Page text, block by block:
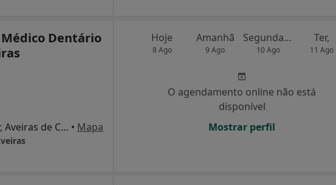
Dentário
rua do rossio, nº3, 1ºandar, Aveiras de Cima • Mapa
Hoje
8 Ago
Amanhã
9 Ago
Segunda-feira
10 Ago
Ter,
11 Ago
O agendamento online não está
disponível
Mostrar perfil